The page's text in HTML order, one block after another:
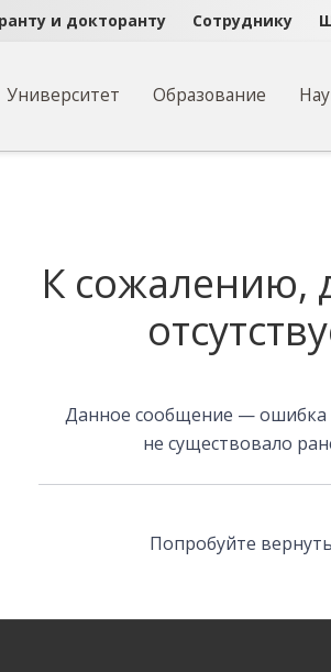
и докторанту Сотруднику
Университет Образование
К сожалению,
Данное сообщение — ошибка
не существовало
Попробуйте